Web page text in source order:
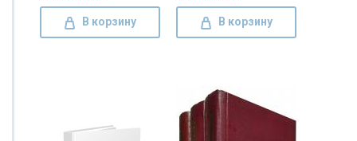
В корзину В корзину